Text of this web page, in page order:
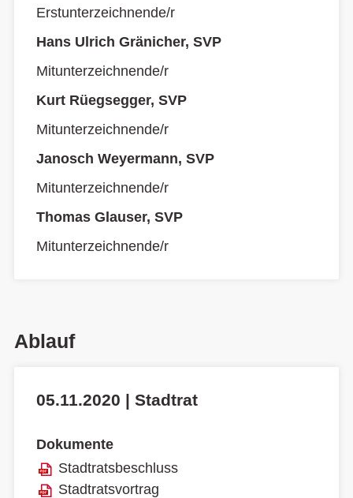
Erstunterzeichnende/r
Hans Ulrich Gränicher, SVP
Mitunterzeichnende/r
Kurt Rüegsegger, SVP
Mitunterzeichnende/r
Janosch Weyermann, SVP
Mitunterzeichnende/r
Thomas Glauser, SVP
Mitunterzeichnende/r
Ablauf
05.11.2020 | Stadtrat
Dokumente
Stadtratsbeschluss
Stadtratsvortrag